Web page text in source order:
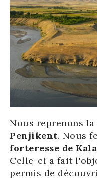
Nous reprenons
Penjikent. Nous
forteresse de
Celle-ci a fait
permis de